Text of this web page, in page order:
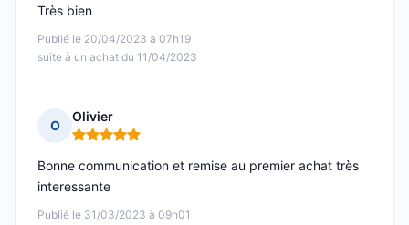
Publié le 20/04/2023 à 07h19
suite à un achat du 11/04/2023
Très bien
O
Olivier
Note : 5 sur 5
Publié le 31/03/2023 à 09h01
Bonne communication et remise au premier achat très
interessante